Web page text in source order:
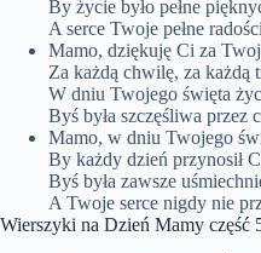
By życie było pełne
A serce Twoje pełne
Mamo, dziękuję Ci za
Za każdą chwilę, za każdą
W dniu Twojego święta
Byś była szczęśliwa przez
Mamo, w dniu Twojego
By każdy dzień przynosił
Byś była zawsze
A Twoje serce nigdy nie
Wierszyki na Dzień Mamy część